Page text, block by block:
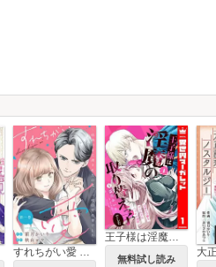
すれちがい愛 ～結納の日に渡されたのは、一枚の契約書でした～
王子様は淫魔の取り替えっ子でした 貞淑な令嬢をダメにするニョロの誘惑
無料試し読み